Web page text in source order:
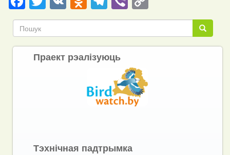
Link Пошук
Пошук
Праект рэалізуюць
Тэхнічная падтрымка